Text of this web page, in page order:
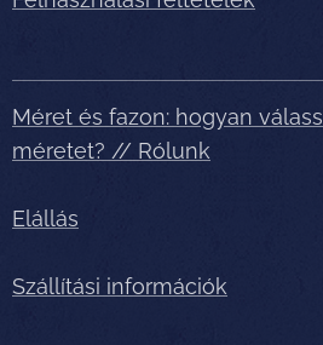
Méret és fazon: hogyan
méretet? // Rólunk
Elállás
Szállítási információk